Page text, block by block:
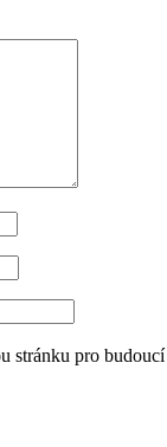
stránku pro budoucí